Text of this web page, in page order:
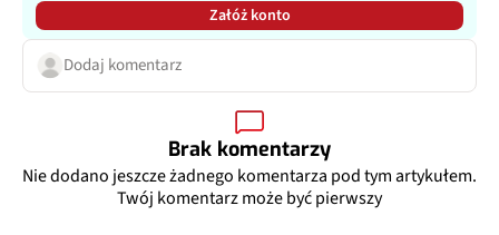
Załóż konto
Dodaj komentarz
Brak komentarzy
Nie dodano jeszcze żadnego komentarza pod tym artykułem.
Twój komentarz może być pierwszy